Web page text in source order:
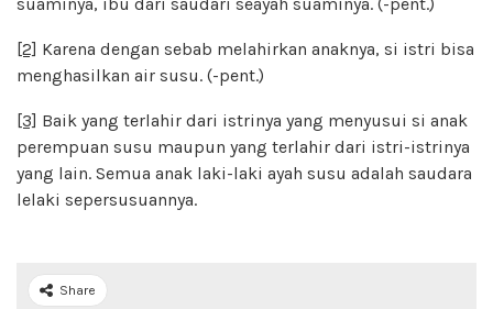
[2] Karena dengan sebab melahirkan anaknya, si istri bisa
menghasilkan air susu. (-pent.)
[3] Baik yang terlahir dari istrinya yang menyusui si anak
perempuan susu maupun yang terlahir dari istri-istrinya
yang lain. Semua anak laki-laki ayah susu adalah saudara
lelaki sepersusuannya.
Share